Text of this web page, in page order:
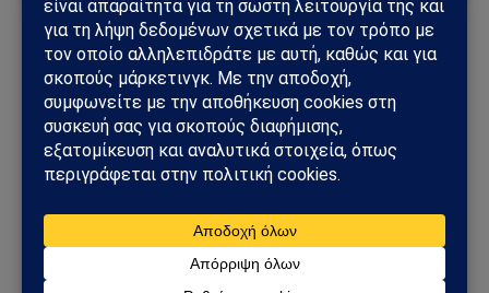
αμερικανικές βάσεις αντίποινα Ιράν
επιχείρηση Άγγελμα Νίκης ΗΠΑ Ιράκ
κλιμάκωση Ιράν-ΗΠΑ κρίση Περσικού Κόλπου